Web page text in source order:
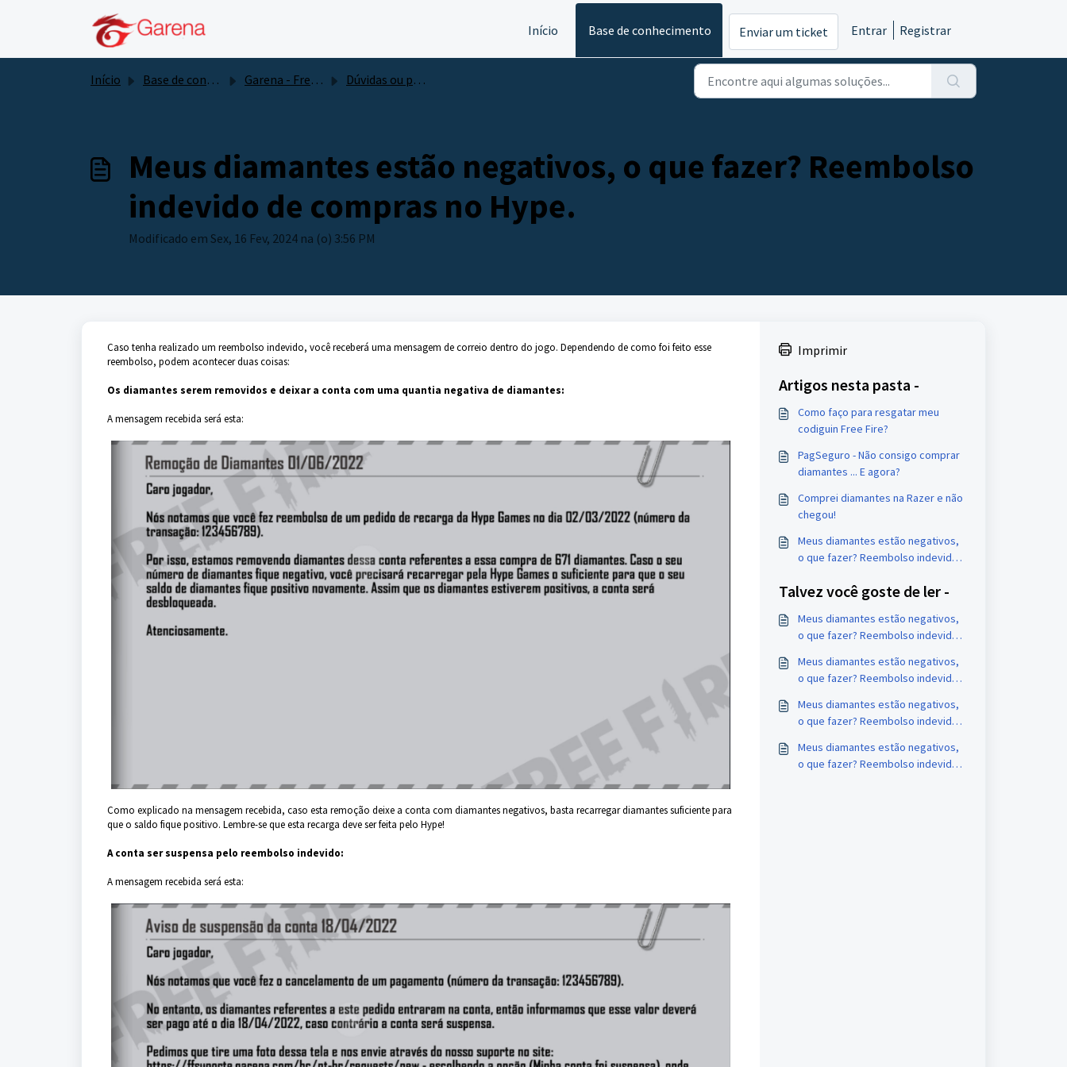
Início
Base de conhecimento Enviar um ticket Entrar Registrar
Início Base de conhecimento Garena - Free Fire Dúvidas ou problemas com compras
Meus diamantes estão negativos, o que fazer? Reembolso
indevido de compras no Hype.
Modificado em Sex, 16 Fev, 2024 na (o) 3:56 PM
Caso tenha realizado um reembolso indevido, você receberá uma mensagem de correio dentro do jogo. Dependendo de como foi feito esse
reembolso, podem acontecer duas coisas:
Os diamantes serem removidos e deixar a conta com uma quantia negativa de diamantes:
A mensagem recebida será esta:
Como explicado na mensagem recebida, caso esta remoção deixe a conta com diamantes negativos, basta recarregar diamantes suficiente para
que o saldo fique positivo. Lembre-se que esta recarga deve ser feita pelo Hype!
A conta ser suspensa pelo reembolso indevido:
A mensagem recebida será esta:
Imprimir
Artigos nesta pasta -
Como faço para resgatar meu
codiguin Free Fire?
PagSeguro - Não consigo comprar
diamantes ... E agora?
Comprei diamantes na Razer e não
chegou!
Meus diamantes estão negativos,
o que fazer? Reembolso indevido
Talvez você goste de ler -
Meus diamantes estão negativos,
o que fazer? Reembolso indevido
Meus diamantes estão negativos,
o que fazer? Reembolso indevido
Meus diamantes estão negativos,
o que fazer? Reembolso indevido
Meus diamantes estão negativos,
o que fazer? Reembolso indevido